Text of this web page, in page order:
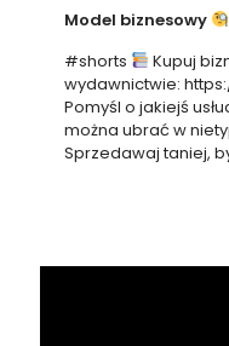
Model biznesowy
#shorts
Kupuj
wydawnictwie:
Pomyśl o jakiejś
można ubrać w
Sprzedawaj taniej,